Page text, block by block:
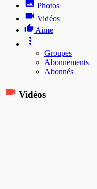
Photos
Vidéos
Aime
Groupes
Abonnements
Abonnés
Vidéos